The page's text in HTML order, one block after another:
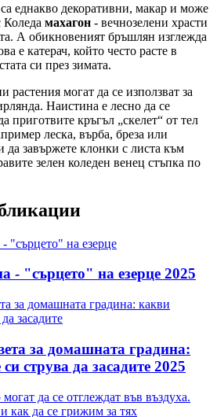
еднакво декоративни, макар и може
Коледа махагон - вечнозелени храсти
А обикновеният бръшлян изглежда
е катерач, който често расте в
си през зимата.
растения могат да се използват за
Наистина е лесно да се
приготвите кръгъл „скелет“ от тел
леска, върба, бреза или
да завържете клонки с листа към
зелен коледен венец стъпка по
- "сърцето" на езерце 2025
за домашната градина:
струва да засадите 2025